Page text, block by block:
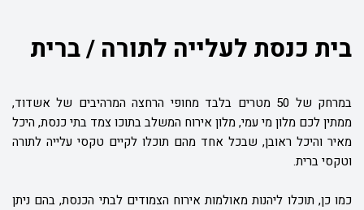
בית כנסת לעלייה לתורה / ברית
במרחק של 50 מטרים בלבד מחופי הרחצה המרהיבים של אשדוד,
ממתין לכם מלון מי עמי, מלון אירוח המשלב בתוכו צמד בתי כנסת, היכל
מאיר והיכל ראובן, שבכל אחד מהם תוכלו לקיים טקסי עלייה לתורה
וטקסי ברית.
כמו כן, תוכלו ליהנות מאולמות אירוח הצמודים לבתי הכנסת, בהם ניתן